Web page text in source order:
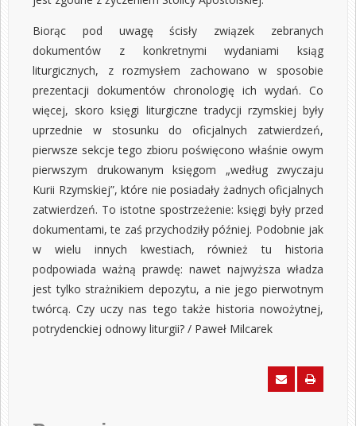
Biorąc pod uwagę ścisły związek zebranych
dokumentów z konkretnymi wydaniami ksiąg
liturgicznych, z rozmysłem zachowano w sposobie
prezentacji dokumentów chronologię ich wydań. Co
więcej, skoro księgi liturgiczne tradycji rzymskiej były
uprzednie w stosunku do oficjalnych zatwierdzeń,
pierwsze sekcje tego zbioru poświęcono właśnie owym
pierwszym drukowanym księgom „według zwyczaju
Kurii Rzymskiej”, które nie posiadały żadnych oficjalnych
zatwierdzeń. To istotne spostrzeżenie: księgi były przed
dokumentami, te zaś przychodziły później. Podobnie jak
w wielu innych kwestiach, również tu historia
podpowiada ważną prawdę: nawet najwyższa władza
jest tylko strażnikiem depozytu, a nie jego pierwotnym
twórcą. Czy uczy nas tego także historia nowożytnej,
potrydenckiej odnowy liturgii? / Paweł Milcarek